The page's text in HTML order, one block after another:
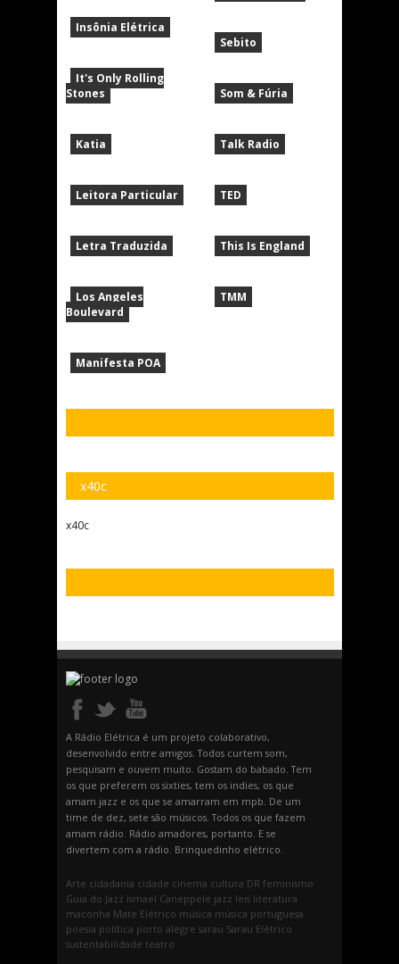
Insônia Elétrica
It's Only Rolling
Stones
Katia
Leitora Particular
Letra Traduzida
Los Angeles
Boulevard
Manifesta POA
Sebito
Som & Fúria
Talk Radio
TED
This Is England
TMM
x40c
x40c
A Rádio Elétrica é um projeto colaborativo,
desenvolvido entre amigos. Todos curtem som,
pesquisam e ouvem muito. Gostam do babado. Tem
os que preferem os sixties, tem os indies, os que
amam jazz e os que se amarram em mpb. De um
time de dez, sete são músicos. Todos os que fazem
amam rádio. Rádio amadores, portanto. E se
divertem com a rádio. Brinquedinho elétrico.
Arte cidadania cidade cinema cultura DR feminismo
Guia do Jazz Ismael Caneppele jazz leis literatura
maconha Mate Elétrico música música portuguesa
poesia política porto alegre sarau Sarau Elétrico
sustentabilidade teatro